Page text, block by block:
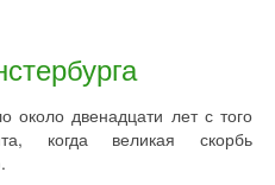
около двенадцати лет с того
когда великая скорбь